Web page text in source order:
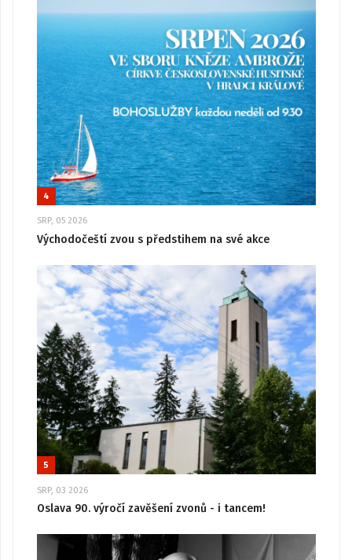
4
SRP, 05 2026
Východočeští zvou s předstihem na své akce
5
SRP, 03 2026
Oslava 90. výročí zavěšení zvonů - i tancem!